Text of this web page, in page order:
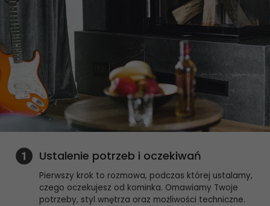
Ustalenie potrzeb i oczekiwań
Pierwszy krok to rozmowa, podczas której ustalamy,
czego oczekujesz od kominka. Omawiamy Twoje
potrzeby, styl wnętrza oraz możliwości techniczne.
Udostępniając
zainteresowania i
zachowania
podczas
odwiedzania naszej
strony, zwiększasz
szansę na
zobaczenie
spersonalizowanych